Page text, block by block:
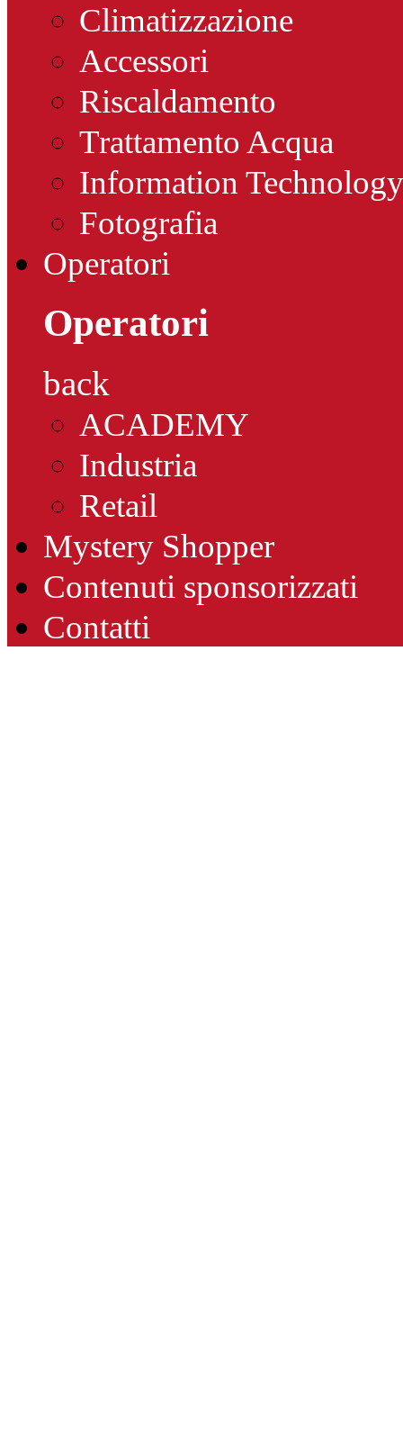
Climatizzazione
Accessori
Riscaldamento
Trattamento Acqua
Information Technology
Fotografia
Operatori
Operatori
back
ACADEMY
Industria
Retail
Mystery Shopper
Contenuti sponsorizzati
Contatti